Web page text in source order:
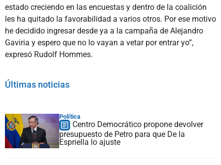
estado creciendo en las encuestas y dentro de la coalición
les ha quitado la favorabilidad a varios otros. Por ese motivo
he decidido ingresar desde ya a la campaña de Alejandro
Gaviria y espero que no lo vayan a vetar por entrar yo”,
expresó Rudolf Hommes.
Últimas noticias
Política
Centro Democrático propone devolver
presupuesto de Petro para que De la
Espriella lo ajuste